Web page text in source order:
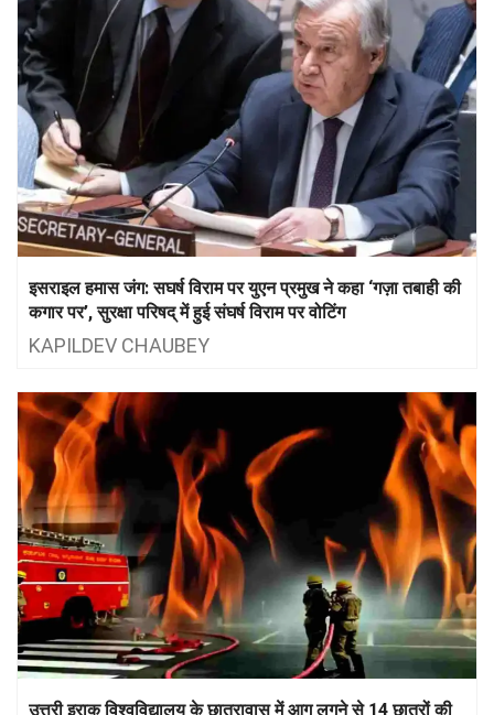
इसराइल हमास जंग: सघर्ष विराम पर युएन प्रमुख ने कहा ‘गज़ा तबाही की
कगार पर’, सुरक्षा परिषद् में हुई संघर्ष विराम पर वोटिंग
KAPILDEV CHAUBEY
उत्तरी इराक विश्वविद्यालय के छात्रावास में आग लगने से 14 छात्रों की